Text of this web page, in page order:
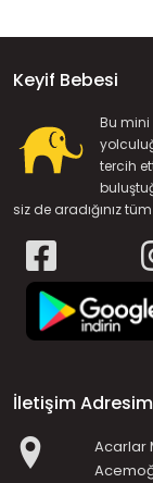
Keyif Bebesi
Bu
tercih
siz de aradığınız
İletişim
Acarlar